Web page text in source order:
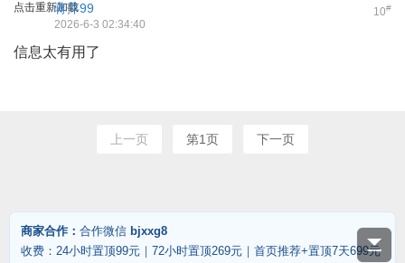
点击重新加载 10#
蒋萍99
2026-6-3 02:34:40
信息太有用了
上一页 第1页 下一页
商家合作： 合作微信 bjxxg8
收费：24小时置顶99元｜72小时置顶269元｜首页推荐+置顶7天699元